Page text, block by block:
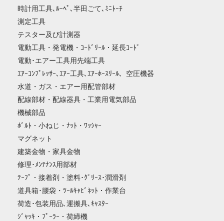
時計用工具､ﾙｰﾍﾟ､半田ごて､ﾐﾆﾄｰﾁ
測定工具
テスター及び計測器
電動工具・発電機・ｺｰﾄﾞﾘｰﾙ・延長ｺｰﾄﾞ
電動･エアー工具用先端工具
ｴｱｰｺﾝﾌﾟﾚｯｻｰ､ｴｱｰ工具､ｴｱｰﾎｰｽﾘｰﾙ、空圧機器
水道・ガス・エアー用配管部材
配線部材・配線器具・工業用電気部品
機械部品
ﾎﾞﾙﾄ・小ねじ・ﾅｯﾄ・ﾜｯｼｬｰ
マグネット
建築金物・家具金物
修理･ﾒﾝﾃﾅﾝｽ用部材
ﾃｰﾌﾟ・接着剤・塗料･ｸﾞﾘｰｽ･潤滑剤
道具箱･腰袋・ﾂｰﾙｷｬﾋﾞﾈｯﾄ・作業台
荷造･包装用品､運搬具､ｷｬｽﾀｰ
ｼﾞｬｯｷ・ﾌﾟｰﾗｰ・荷締機